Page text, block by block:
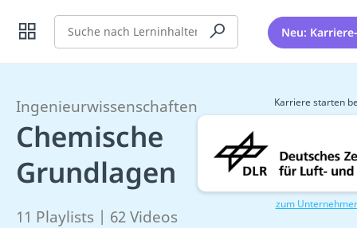
Suche Neu:
Ingenieurwissenschaften
Chemische
Grundlagen
11 Playlists | 62 Videos
Karriere starten
zum